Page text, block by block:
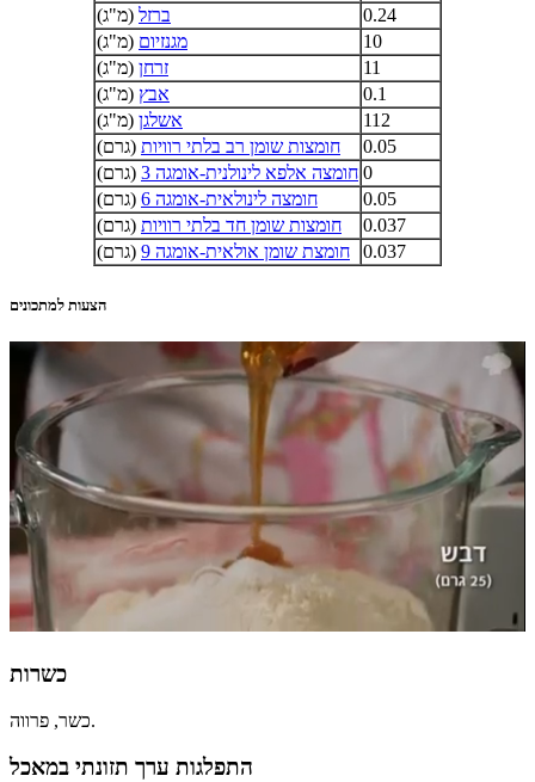
ברזל (מ"ג)
0.24
מגנזיום (מ"ג)
10
זרחן (מ"ג)
11
אבץ (מ"ג)
0.1
אשלגן (מ"ג)
112
חומצות שומן רב בלתי רוויות (גרם)
0.05
חומצה אלפא לינולנית-אומגה 3
(גרם)
0
חומצה לינולאית-אומגה 6
(גרם)
0.05
חומצות שומן חד בלתי רוויות (גרם)
0.037
חומצת שומן אולאית-אומגה 9
(גרם) 0.037
הצעות למתכונים
כשרות
כשר, פרווה.
התפלגות ערך תזונתי במאכל